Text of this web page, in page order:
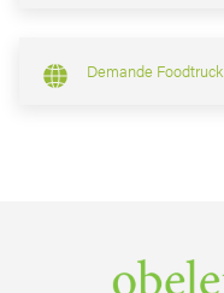
Demande Foodtruck